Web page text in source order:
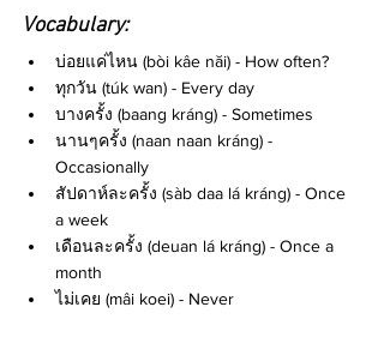
Vocabulary:
บ่อยแค่ไหน (bòi kâe năi) - How often?
ทุกวัน (túk wan) - Every day
บางครั้ง (baang kráng) - Sometimes
นานๆครั้ง (naan naan kráng) -
Occasionally
สัปดาห์ละครั้ง (sàb daa lá kráng) - Once
a week
เดือนละครั้ง (deuan lá kráng) - Once a
month
ไม่เคย (mâi koei) - Never